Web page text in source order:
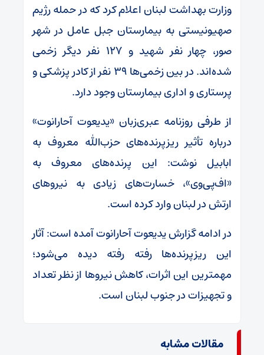
وزارت بهداشت لبنان اعلام کرد که در حمله رژیم
صهیونیستی به بیمارستان جبل عامل در شهر
صور، چهار نفر شهید و ۱۲۷ نفر دیگر زخمی
شده‌اند. در بین زخمی‌ها ۳۹ نفر از کادر پزشکی و
پرستاری و اداری بیمارستان وجود دارد.
از طرفی روزنامه عبری‌زبان «یدیعوت آحارانوت»
درباره تأثیر ریزپرنده‌های حزب‌الله معروف به
ابابیل نوشت: این پرنده‌های معروف به
«اف‌پی‌وی»، خسارت‌های زیادی به نیرو‌های
ارتش در لبنان وارد کرده است.
در ادامه گزارش یدیعوت آحارانوت آمده است: آثار
این ریزپرنده‌ها رفته رفته دیده می‌شود؛
مهمترین این اثرات، کاهش نیرو‌ها از نظر تعداد
و تجهیزات در جنوب لبنان است.
مقالات مشابه